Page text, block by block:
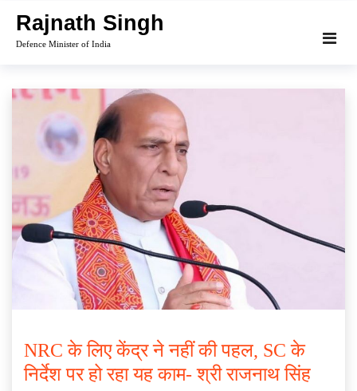
content
Rajnath Singh
Defence Minister of India
NRC के लिए केंद्र ने नहीं की पहल, SC के
निर्देश पर हो रहा यह काम- श्री राजनाथ सिंह